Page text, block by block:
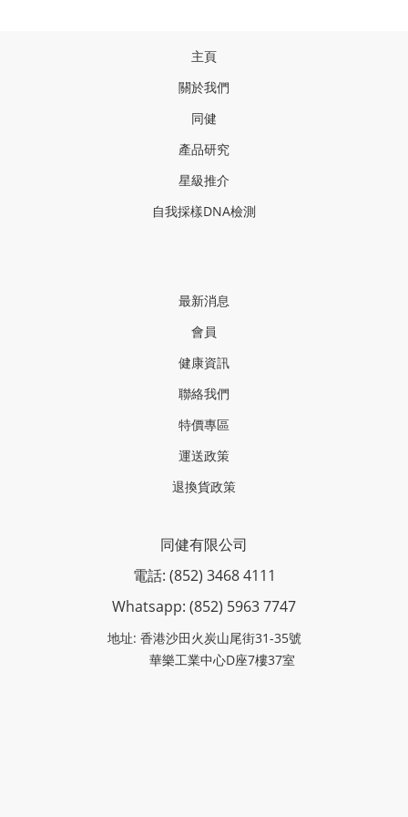
主頁
關於我們
同健
產品研究
星級推介
自我採樣DNA檢測
最新消息
會員
健康資訊
聯絡我們
特價專區
運送政策
退換貨政策
同健有限公司
電話: (852) 3468 4111
Whatsapp: (852) 5963 7747
地址: 香港沙田火炭山尾街31-35號
華樂工業中心D座7樓37室